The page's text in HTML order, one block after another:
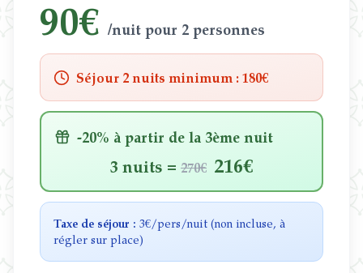
90€ /nuit pour 2 personnes
Séjour 2 nuits minimum : 180€
-20% à partir de la 3ème nuit
3 nuits = 270€ 216€
Taxe de séjour : 3€/pers/nuit (non incluse, à
régler sur place)